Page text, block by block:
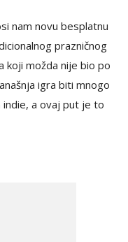
nam novu besplatnu
prazničnog
koji možda nije bio po
igra biti mnogo
indie, a ovaj put je to